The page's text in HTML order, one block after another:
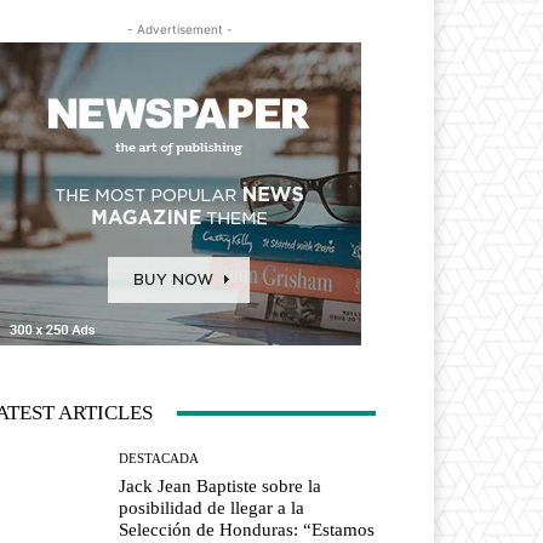
- Advertisement -
ARTICLES
DESTACADA
Jack Jean Baptiste sobre la
posibilidad de llegar a la
Selección de Honduras: “Estamos